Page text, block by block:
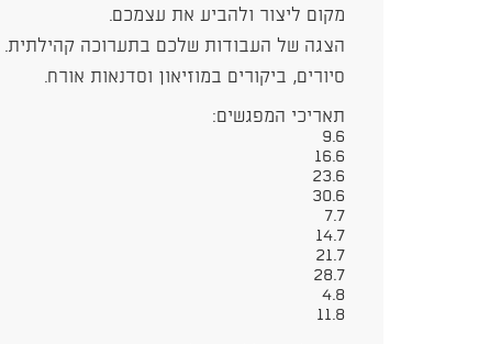
מקום ליצור ולהביע את עצמכם.
הצגה של העבודות שלכם בתערוכה קהילתית.
סיורים, ביקורים במוזיאון וסדנאות אורח.
תאריכי המפגשים:
9.6
16.6
23.6
30.6
7.7
14.7
21.7
28.7
4.8
11.8